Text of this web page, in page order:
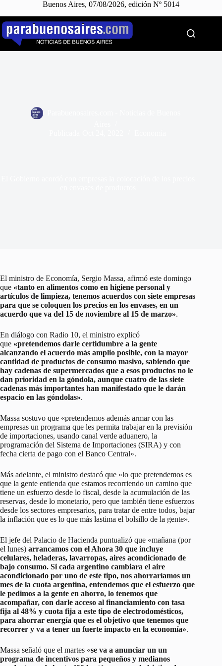
Buenos Aires, 07/08/2026, edición Nº 5014
Saltar
contenido
El ministro de Economía, Sergio Massa, afirmó este domingo
que «tanto en alimentos como en higiene personal y
artículos de limpieza, tenemos acuerdos con siete empresas
para que se coloquen los precios en los envases, en un
acuerdo que va del 15 de noviembre al 15 de marzo».
En diálogo con Radio 10, el ministro explicó
que «pretendemos darle certidumbre a la gente
alcanzando el acuerdo más amplio posible, con la mayor
cantidad de productos de consumo masivo, sabiendo que
hay cadenas de supermercados que a esos productos no le
dan prioridad en la góndola, aunque cuatro de las siete
cadenas más importantes han manifestado que le darán
espacio en las góndolas».
Massa sostuvo que «pretendemos además armar con las
empresas un programa que les permita trabajar en la previsión
de importaciones, usando canal verde aduanero, la
programación del Sistema de Importaciones (SIRA) y con
fecha cierta de pago con el Banco Central».
Más adelante, el ministro destacó que «lo que pretendemos es
que la gente entienda que estamos recorriendo un camino que
tiene un esfuerzo desde lo fiscal, desde la acumulación de las
reservas, desde lo monetario, pero que también tiene esfuerzos
desde los sectores empresarios, para tratar de entre todos, bajar
la inflación que es lo que más lastima el bolsillo de la gente».
El jefe del Palacio de Hacienda puntualizó que «mañana (por
el lunes) arrancamos con el Ahora 30 que incluye
celulares, heladeras, lavarropas, aires acondicionado de
bajo consumo. Si cada argentino cambiara el aire
acondicionado por uno de este tipo, nos ahorraríamos un
mes de la cuota argentina, entendemos que el esfuerzo que
le pedimos a la gente en ahorro, lo tenemos que
acompañar, con darle acceso al financiamiento con tasa
fija al 48% y cuota fija a este tipo de electrodomésticos,
para ahorrar energía que es el objetivo que tenemos que
recorrer y va a tener un fuerte impacto en la economía».
Massa señaló que el martes «se va a anunciar un un
programa de incentivos para pequeños y medianos